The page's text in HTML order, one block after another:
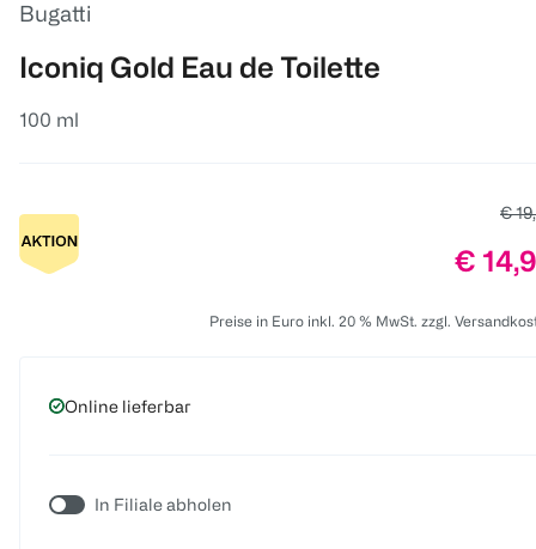
Bugatti
Iconiq Gold Eau de Toilette
100 ml
€
Preis:
€
Preise in Euro inkl. 20 % MwSt. zzgl.
Online lieferbar
In Filiale abholen